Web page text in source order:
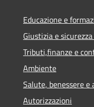
Educazione e
Giustizia e
Tributi,finanze e
Ambiente
Salute, benessere e
Autorizzazioni